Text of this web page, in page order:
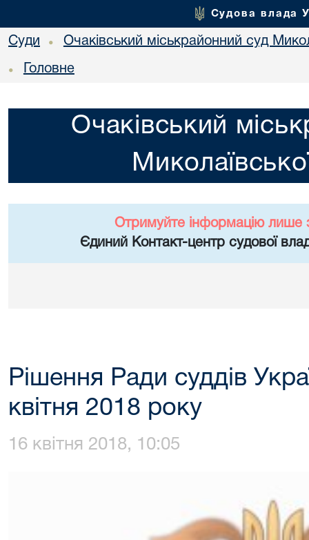
Судова влада
Суди • Очаківський міськрайонний суд
• Головне
Очаківський
Отримуйте інформацію лише
Єдиний Контакт-центр судової
Рішення Ради суддів
квітня 2018 року
16 квітня 2018, 10:05